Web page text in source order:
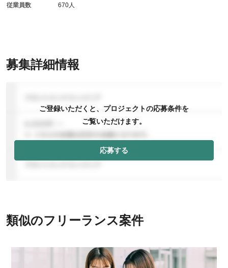
募集詳細情報
ご登録いただくと、プロジェクトの応募条件を
ご覧いただけます。
応募する
従業員数 670人
類似のフリーランス案件